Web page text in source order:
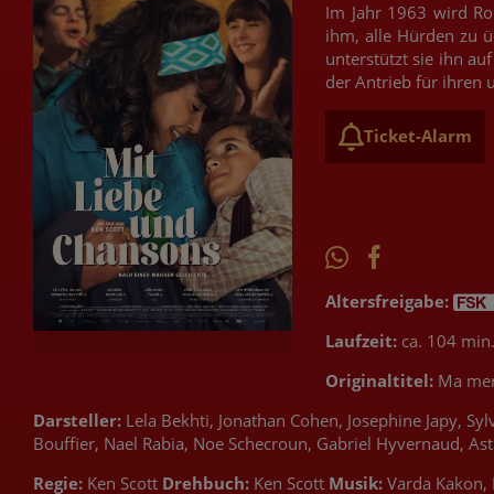
Im Jahr 1963 wird
ihm, alle Hürden zu
unterstützt sie ihn
der Antrieb für ihren
Ticket-Alarm
Altersfreigabe:
Laufzeit: ca. 104 min.
Originaltitel: Ma
Darsteller: Lela Bekhti, Jonathan Cohen, Josephine Japy,
Bouffier, Nael Rabia, Noe Schecroun, Gabriel Hyvernaud,
Regie: Ken Scott Drehbuch: Ken Scott Musik: Varda Kakon,